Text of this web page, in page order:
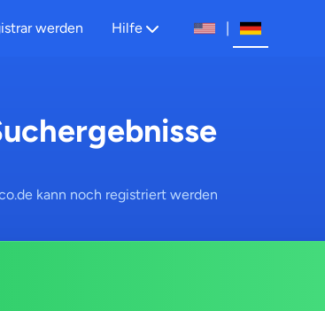
werden Hilfe |
kann noch registriert werden